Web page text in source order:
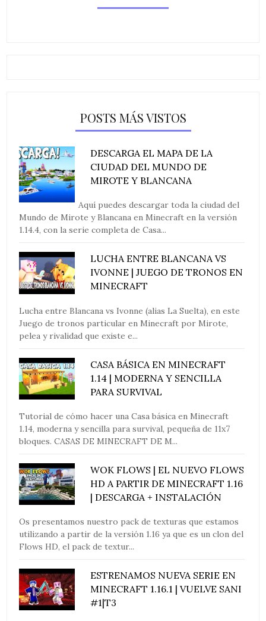
POSTS MÁS VISTOS
DESCARGA EL MAPA DE LA
CIUDAD DEL MUNDO DE
MIROTE Y BLANCANA
Aquí puedes descargar toda la ciudad del
Mundo de Mirote y Blancana en Minecraft en la versión
1.14.4, con la serie completa de Casa...
LUCHA ENTRE BLANCANA VS
IVONNE | JUEGO DE TRONOS EN
MINECRAFT
Lucha entre Blancana vs Ivonne (alias La Suelta), en este
Juego de tronos particular en Minecraft por Mirote,
pelea y rivalidad que existe e...
CASA BÁSICA EN MINECRAFT
1.14 | MODERNA Y SENCILLA
PARA SURVIVAL
Tutorial de cómo hacer una Casa básica en Minecraft
1.14, moderna y sencilla para survival, pequeña de 11x7
bloques. CASAS DE MINECRAFT DE M...
WOK FLOWS | EL NUEVO FLOWS
HD A PARTIR DE MINECRAFT 1.16
| DESCARGA + INSTALACIÓN
Os presentamos nuestro pack de texturas que estamos
utilizando a partir de la versión 1.16 ya que es un clon del
Flows HD, el pack de textur...
ESTRENAMOS NUEVA SERIE EN
MINECRAFT 1.16.1 | VUELVE SANI
#1|T3